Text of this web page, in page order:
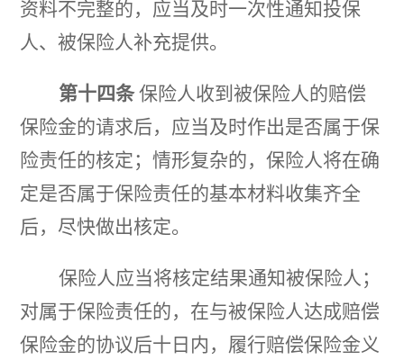
资料不完整的，应当及时一次性通知投保
人、被保险人补充提供。
第十四条 保险人收到被保险人的赔偿
保险金的请求后，应当及时作出是否属于保
险责任的核定；情形复杂的，保险人将在确
定是否属于保险责任的基本材料收集齐全
后，尽快做出核定。
保险人应当将核定结果通知被保险人；
对属于保险责任的，在与被保险人达成赔偿
保险金的协议后十日内，履行赔偿保险金义